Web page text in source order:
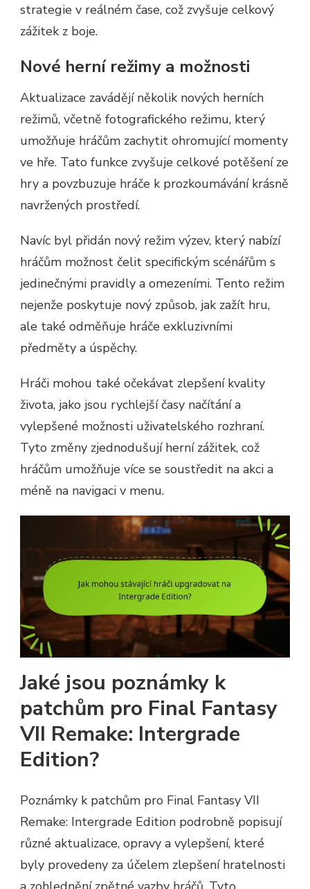
strategie v reálném čase, což zvyšuje celkový
zážitek z boje.
Nové herní režimy a možnosti
Aktualizace zavádějí několik nových herních
režimů, včetně fotografického režimu, který
umožňuje hráčům zachytit ohromující momenty
ve hře. Tato funkce zvyšuje celkové potěšení ze
hry a povzbuzuje hráče k prozkoumávání krásně
navržených prostředí.
Navíc byl přidán nový režim výzev, který nabízí
hráčům možnost čelit specifickým scénářům s
jedinečnými pravidly a omezeními. Tento režim
nejenže poskytuje nový způsob, jak zažít hru,
ale také odměňuje hráče exkluzivními
předměty a úspěchy.
Hráči mohou také očekávat zlepšení kvality
života, jako jsou rychlejší časy načítání a
vylepšené možnosti uživatelského rozhraní.
Tyto změny zjednodušují herní zážitek, což
hráčům umožňuje více se soustředit na akci a
méně na navigaci v menu.
Jaké jsou poznámky k
patchům pro Final Fantasy
VII Remake: Intergrade
Edition?
Poznámky k patchům pro Final Fantasy VII
Remake: Intergrade Edition podrobně popisují
různé aktualizace, opravy a vylepšení, které
byly provedeny za účelem zlepšení hratelnosti